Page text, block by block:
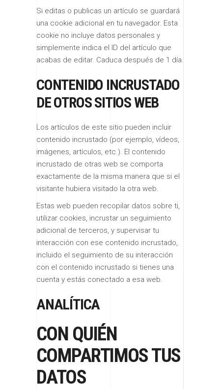
Si editas o publicas un artículo se guardará
una cookie adicional en tu navegador. Esta
cookie no incluye datos personales y
simplemente indica el ID del artículo que
acabas de editar. Caduca después de 1 día.
CONTENIDO INCRUSTADO
DE OTROS SITIOS WEB
Los artículos de este sitio pueden incluir
contenido incrustado (por ejemplo, vídeos,
imágenes, artículos, etc.). El contenido
incrustado de otras web se comporta
exactamente de la misma manera que si el
visitante hubiera visitado la otra web.
Estas web pueden recopilar datos sobre ti,
utilizar cookies, incrustar un seguimiento
adicional de terceros, y supervisar tu
interacción con ese contenido incrustado,
incluido el seguimiento de su interacción
con el contenido incrustado si tienes una
cuenta y estás conectado a esa web.
ANALÍTICA
CON QUIÉN
COMPARTIMOS TUS
DATOS